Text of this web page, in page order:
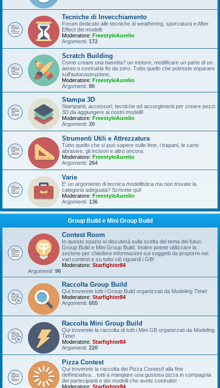
Tecniche di Invecchiamento
Forum dedicato alle tecniche di weathering, sporcatura e After
Effect dei modelli.
Moderatore: FreestyleAurelio
Argomenti: 172
Scratch Building
Come creare una basetta? un motore, modificare un parte di un
aereo o costruirla fin da zero. Tutto quello che potreste imparare
sull'autocostruzione.
Moderatore: FreestyleAurelio
Argomenti: 80
Stampa 3D
Stampanti, accessori, tecniche ed accorgimenti per creare pezzi
3D da aggiungere ai nostri modelli!
Moderatore: FreestyleAurelio
Argomenti: 20
Strumenti Utili e Attrezzatura
Tutto quello che si può sapere sulle lime, i trapani, le carte
abrasive, gli incisori e altro ancora.
Moderatore: FreestyleAurelio
Argomenti: 264
Varie
E' un argomento di tecnica modellistica ma non trovate la
categoria adeguata? Scrivete qui!
Moderatore: FreestyleAurelio
Argomenti: 136
Group Build e Mini Group Build
Contest Room
In questo spazio si discuterà sulla scelta del tema dei futuri
Group Build e Mini Group Build. Inoltre potete utilizzare la
sezione per chiedere informazioni sui soggetti da proporre nei
vari contest e su tutto ciò riguardi i GB!
Moderatore: Starfighter84
Argomenti: 96
Raccolta Group Build
Qui troverete tutti i Group Build organizzati da Modeling Time!
Moderatore: Starfighter84
Argomenti: 655
Raccolta Mini Group Build
Qui troverete la raccolta di tutti i Mini GB organizzati da Modeling
Time!
Moderatore: Starfighter84
Argomenti: 220
Pizza Contest
Qui troverete la raccolta dei Pizza Contest! alla fine
dell'iniziativa... tutti a mangiare una gustosa pizza in compagnia
dei partecipanti e dei modelli che avete costruito!
Moderatore: Starfighter84